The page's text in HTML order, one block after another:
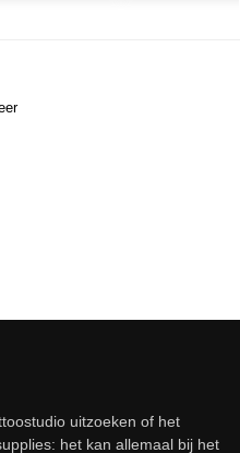
uitzoeken of het
het kan allemaal bij het